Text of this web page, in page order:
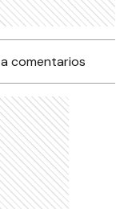
comentarios